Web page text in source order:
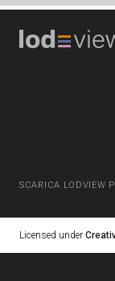
SCARICA LODVIEW
Licensed under